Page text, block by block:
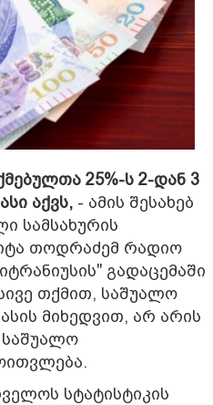
25%-ს 2-დან 3
აქვს, - ამის შესახებ
სამსახურის
თოდრაძემ რადიო
გადაცემაში
თქმით, საშუალო
მიხედვით, არ არის
სტატისტიკის